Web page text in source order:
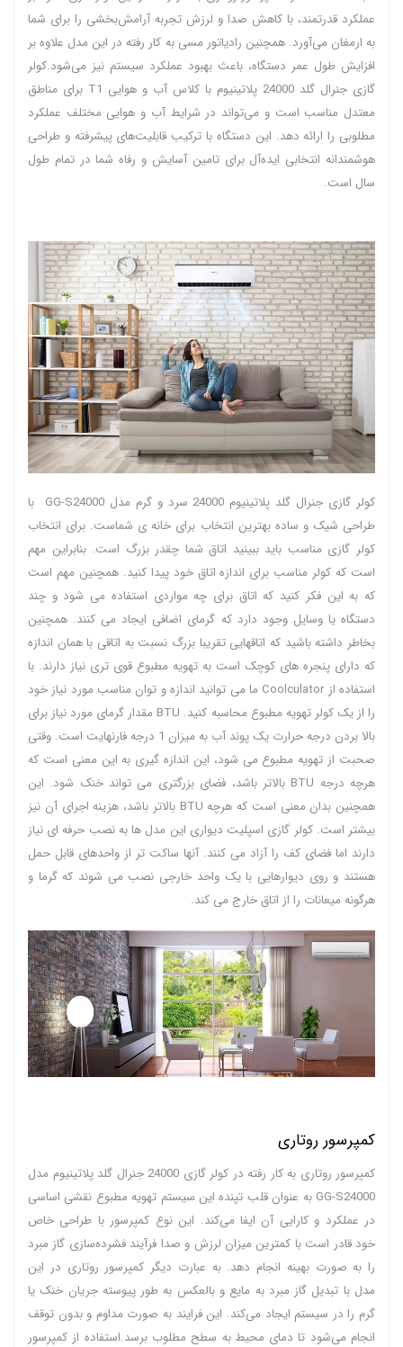
عملکرد قدرتمند، با کاهش صدا و لرزش تجربه آرامش‌بخشی را برای شما
به ارمغان می‌آورد. همچنین رادیاتور مسی به کار رفته در این مدل علاوه بر
افزایش طول عمر دستگاه، باعث بهبود عملکرد سیستم نیز می‌شود.کولر
گازی جنرال گلد 24000 پلاتینیوم با کلاس آب و هوایی T1 برای مناطق
معتدل مناسب است و می‌تواند در شرایط آب و هوایی مختلف عملکرد
مطلوبی را ارائه دهد. این دستگاه با ترکیب قابلیت‌های پیشرفته و طراحی
هوشمندانه انتخابی ایده‌آل برای تامین آسایش و رفاه شما در تمام طول
سال است.
کولر گازی جنرال گلد پلاتینیوم 24000 سرد و گرم مدل GG-S24000 با
طراحی شیک و ساده بهترین انتخاب برای خانه ی شماست. برای انتخاب
کولر گازی مناسب باید ببینید اتاق شما چقدر بزرگ است. بنابراین مهم
است که کولر مناسب برای اندازه اتاق خود پیدا کنید. همچنین مهم است
که به این فکر کنید که اتاق برای چه مواردی استفاده می شود و چند
دستگاه یا وسایل وجود دارد که گرمای اضافی ایجاد می کنند. همچنین
بخاطر داشته باشید که اتاقهایی تقریبا بزرگ نسبت به اتاقی با همان اندازه
که دارای پنجره های کوچک است به تهویه مطبوع قوی تری نیاز دارند. با
استفاده از Coolculator ما می توانید اندازه و توان مناسب مورد نیاز خود
را از یک کولر تهویه مطبوع محاسبه کنید. BTU مقدار گرمای مورد نیاز برای
بالا بردن درجه حرارت یک پوند آب به میزان 1 درجه فارنهایت است. وقتی
صحبت از تهویه مطبوع می شود، این اندازه گیری به این معنی است که
هرچه درجه BTU بالاتر باشد، فضای بزرگتری می تواند خنک شود. این
همچنین بدان معنی است که هرچه BTU بالاتر باشد، هزینه اجرای آن نیز
بیشتر است. کولر گازی اسپلیت دیواری این مدل ها به نصب حرفه ای نیاز
دارند اما فضای کف را آزاد می کنند. آنها ساکت تر از واحدهای قابل حمل
هستند و روی دیوارهایی با یک واحد خارجی نصب می شوند که گرما و
هرگونه میعانات را از اتاق خارج می کند.
کمپرسور روتاری
کمپرسور روتاری به کار رفته در کولر گازی 24000 جنرال گلد پلاتینیوم مدل
GG-S24000 به عنوان قلب تپنده این سیستم تهویه مطبوع نقشی اساسی
در عملکرد و کارایی آن ایفا می‌کند. این نوع کمپرسور با طراحی خاص
خود قادر است با کمترین میزان لرزش و صدا فرآیند فشرده‌سازی گاز مبرد
را به صورت بهینه انجام دهد. به عبارت دیگر کمپرسور روتاری در این
مدل با تبدیل گاز مبرد به مایع و بالعکس به طور پیوسته جریان خنک یا
گرم را در سیستم ایجاد می‌کند. این فرایند به صورت مداوم و بدون توقف
انجام می‌شود تا دمای محیط به سطح مطلوب برسد.استفاده از کمپرسور